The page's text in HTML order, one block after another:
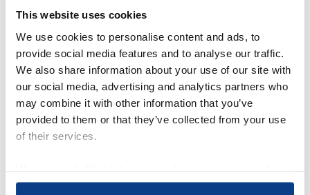
This website uses cookies
We use cookies to personalise content and ads, to
provide social media features and to analyse our traffic.
We also share information about your use of our site with
our social media, advertising and analytics partners who
may combine it with other information that you’ve
provided to them or that they’ve collected from your use
of their services.
process your information.
De opleiding was eclectisch waardoor vele
diverse stromingen; veel theorie gemixt met
praktijk.
Mijn coaching wordt ervaren als rustig,
vriendelijk, oprecht geïnteresseerd, respectvol
en duidelijk.
Ik vind de verschillende invalshoeken
(inclusieve) bij coaching erg interessant en